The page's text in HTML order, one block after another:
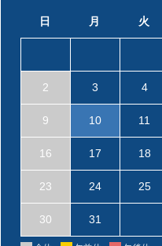
日 月 火
2 3 4
9 10 11
16 17 18
23 24 25
30 31